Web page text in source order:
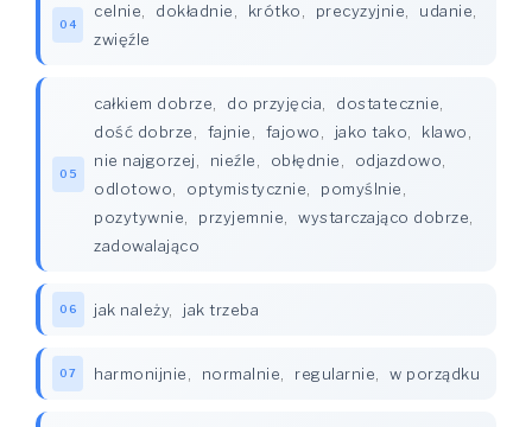
04
celnie, dokładnie, krótko, precyzyjnie, udanie,
zwięźle
05
całkiem dobrze, do przyjęcia, dostatecznie,
dość dobrze, fajnie, fajowo, jako tako, klawo,
nie najgorzej, nieźle, obłędnie, odjazdowo,
odlotowo, optymistycznie, pomyślnie,
pozytywnie, przyjemnie, wystarczająco dobrze,
zadowalająco
06 jak należy, jak trzeba
07 harmonijnie, normalnie, regularnie, w porządku